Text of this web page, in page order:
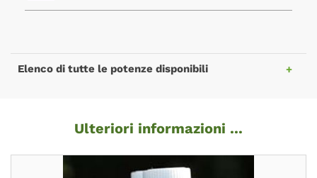
Elenco di tutte le potenze disponibili
Ulteriori informazioni ...